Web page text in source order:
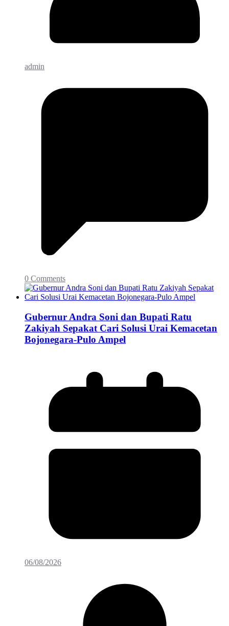
admin
0 Comments
Gubernur Andra Soni dan Bupati Ratu
Zakiyah Sepakat Cari Solusi Urai Kemacetan
Bojonegara-Pulo Ampel
06/08/2026